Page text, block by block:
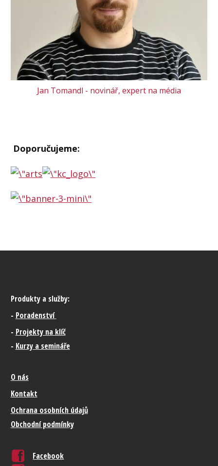
Jan Tomandl - novinář, expert na média
Doporučujeme:
Produkty a služby:
- Poradenství
- Projekty na klíč
- Kurzy a semináře
O nás
Kontakt
Ochrana osobních údajů
Obchodní podmínky
Facebook